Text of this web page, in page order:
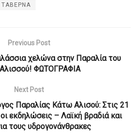
ΤΑΒΕΡΝΑ
Previous Post
χελώνα στην Παραλία του
ΦΩΤΟΓΡΑΦΙΑ
Next Post
Παραλίας Κάτω Αλισού: Στις 21
εκδηλώσεις – Λαϊκή βραδιά και
τους υδρογονάνθρακες